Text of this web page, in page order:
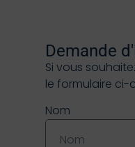
Demande
Si vous
le formulaire ci-
Nom